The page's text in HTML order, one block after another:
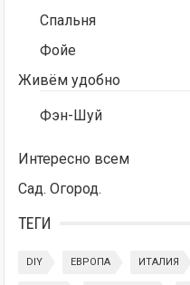
Спальня
Фойе
Живём удобно
Фэн-Шуй
Интересно всем
Сад. Огород.
ТЕГИ
DIY ЕВРОПА ИТАЛИЯ